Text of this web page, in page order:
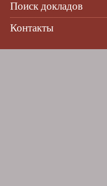
Поиск докладов
Контакты